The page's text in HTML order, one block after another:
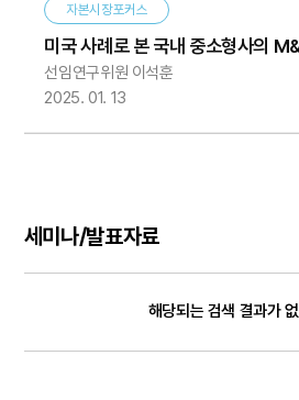
자본시장포커스
미국 사례로 본 국내 중소형사의
전략
선임연구위원 이석훈
2025. 01. 13
세미나/발표자료
해당되는 검색 결과가